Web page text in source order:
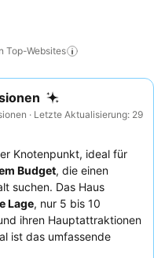
Top-Websites
· Letzte Aktualisierung: 29
Knotenpunkt, ideal für
Budget, die einen
suchen. Das Haus
Lage, nur 5 bis 10
ihren Hauptattraktionen
ist das umfassende